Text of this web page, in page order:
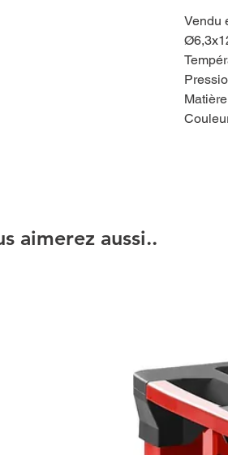
Vendu
aimerez aussi..